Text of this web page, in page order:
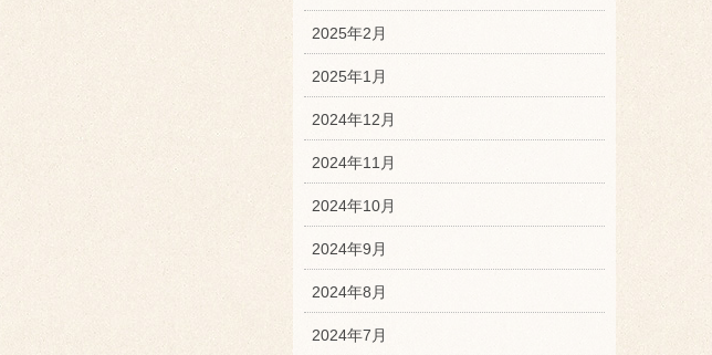
2025年2月
2025年1月
2024年12月
2024年11月
2024年10月
2024年9月
2024年8月
2024年7月